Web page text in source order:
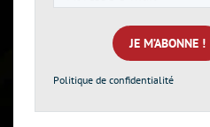
e-
mail
*
Politique de confidentialité